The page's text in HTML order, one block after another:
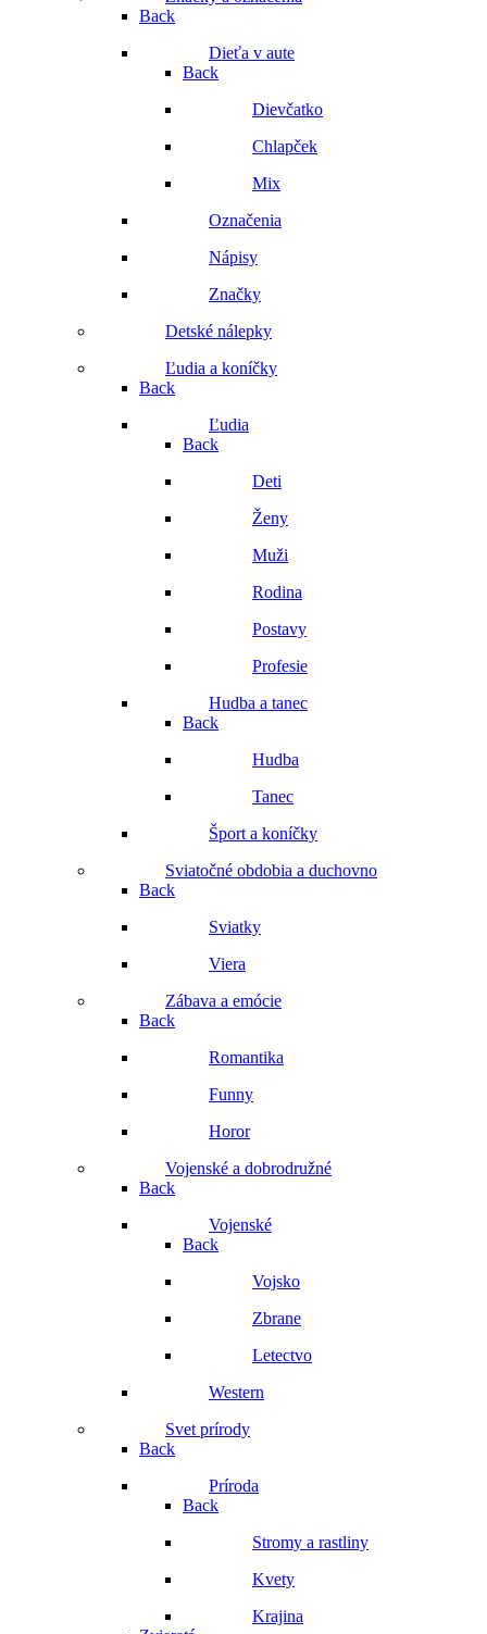
Back
Dieťa v aute
Back
Dievčatko
Chlapček
Mix
Označenia
Nápisy
Značky
Detské nálepky
Ľudia a koníčky
Back
Ľudia
Back
Deti
Ženy
Muži
Rodina
Postavy
Profesie
Hudba a tanec
Back
Hudba
Tanec
Šport a koníčky
Sviatočné obdobia a duchovno
Back
Sviatky
Viera
Zábava a emócie
Back
Romantika
Funny
Horor
Vojenské a dobrodružné
Back
Vojenské
Back
Vojsko
Zbrane
Letectvo
Western
Svet prírody
Back
Príroda
Back
Stromy a rastliny
Kvety
Krajina